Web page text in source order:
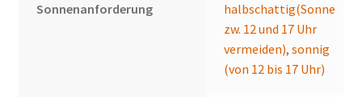
Sonnenanforderung
halbschattig(Sonne
zw. 12 und 17 Uhr
vermeiden),sonnig
(von 12 bis 17 Uhr)